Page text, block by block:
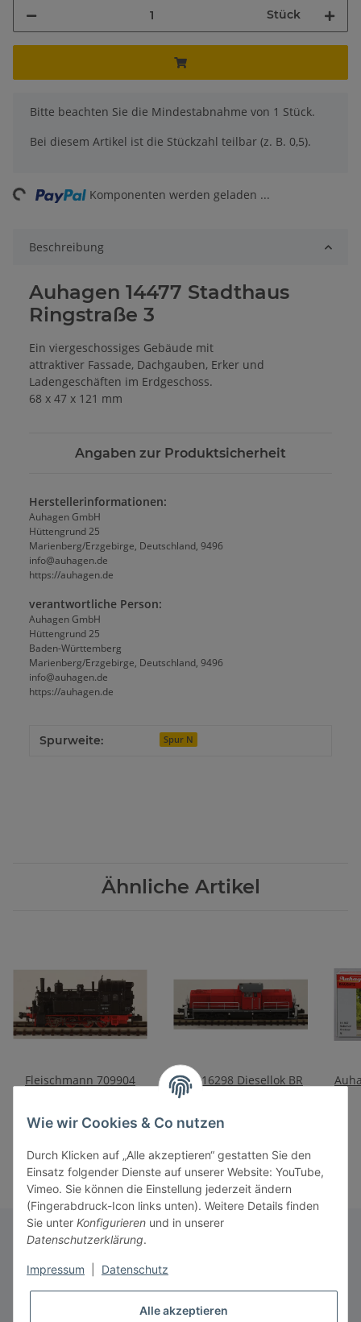
Stück
x
Bitte beachten Sie die Mindestabnahme von 1 Stück.
Bei diesem Artikel ist die Stückzahl teilbar (z. B. 0,5).
Komponenten werden geladen ...
Beschreibung
Auhagen 14477 Stadthaus
Ringstraße 3
Ein viergeschossiges Gebäude mit
attraktiver Fassade, Dachgauben, Erker und
Ladengeschäften im Erdgeschoss.
68 x 47 x 121 mm
Angaben zur Produktsicherheit
Herstellerinformationen:
Auhagen GmbH
Hüttengrund 25
Marienberg/Erzgebirge, Deutschland, 9496
info@auhagen.de
https://auhagen.de
verantwortliche Person:
Auhagen GmbH
Hüttengrund 25
Baden-Württemberg
Marienberg/Erzgebirge, Deutschland, 9496
info@auhagen.de
https://auhagen.de
Spurweite: Spur N
Ähnliche Artikel
Fleischmann 709904
Ep. III
199,90 € *
Trix 16298 Diesellok BR
Informationen
Gesetzliche Informationen
Wie wir Cookies & Co nutzen
Durch Klicken auf „Alle akzeptieren“ gestatten Sie den
Einsatz folgender Dienste auf unserer Website: YouTube,
Vimeo. Sie können die Einstellung jederzeit ändern
(Fingerabdruck-Icon links unten). Weitere Details finden
Sie unter Konfigurieren und in unserer
Datenschutzerklärung.
Impressum Datenschutz
Alle akzeptieren